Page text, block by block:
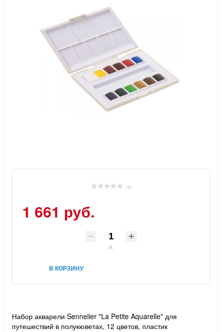
( 0 )
1 661 руб.
л.
В КОРЗИНУ
Набор акварели Sennelier "La Petite Aquarelle" для
путешествий в полукюветах, 12 цветов, пластик